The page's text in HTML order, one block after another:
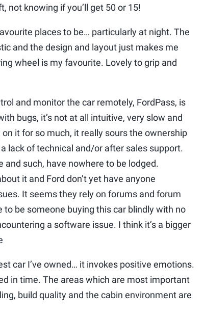
not knowing if you’ll get 50 or 15!
places to be… particularly at night. The
and the design and layout just makes me
wheel is my favourite. Lovely to grip and
and monitor the car remotely, FordPass, is
bugs, it’s not at all intuitive, very slow and
it for so much, it really sours the ownership
lack of technical and/or after sales support.
such, have nowhere to be lodged.
it and Ford don’t yet have anyone
It seems they rely on forums and forum
to be someone buying this car blindly with no
a software issue. I think it’s a bigger
car I’ve owned… it invokes positive emotions.
in time. The areas which are most important
build quality and the cabin environment are